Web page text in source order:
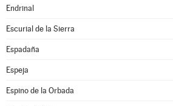
Endrinal
Escurial de la Sierra
Espadaña
Espeja
Espino de la Orbada